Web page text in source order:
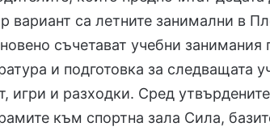
вариант са летните занимални в
съчетават учебни занимания
и подготовка за следващата
игри и разходки. Сред
към спортна зала Сила,